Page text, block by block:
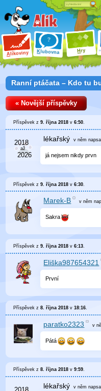
Alíkoviny Klubovna Hry
Ranní ptáčata – Kdo tu
« Novější příspěvky
Příspěvek z9. října 2018 v6:50.
lékařský v něm
já nejsem nikdy prvn
Příspěvek z9. října 2018 v6:30
Marek-B v něm
Sakra
Příspěvek z9. října 2018 v6:13
Eliška987654321
První
Příspěvek z8. října 2018 v18:16.
paratko2323 v
Pátá
Příspěvek z8. října 2018 v9:59.
lékařský v něm